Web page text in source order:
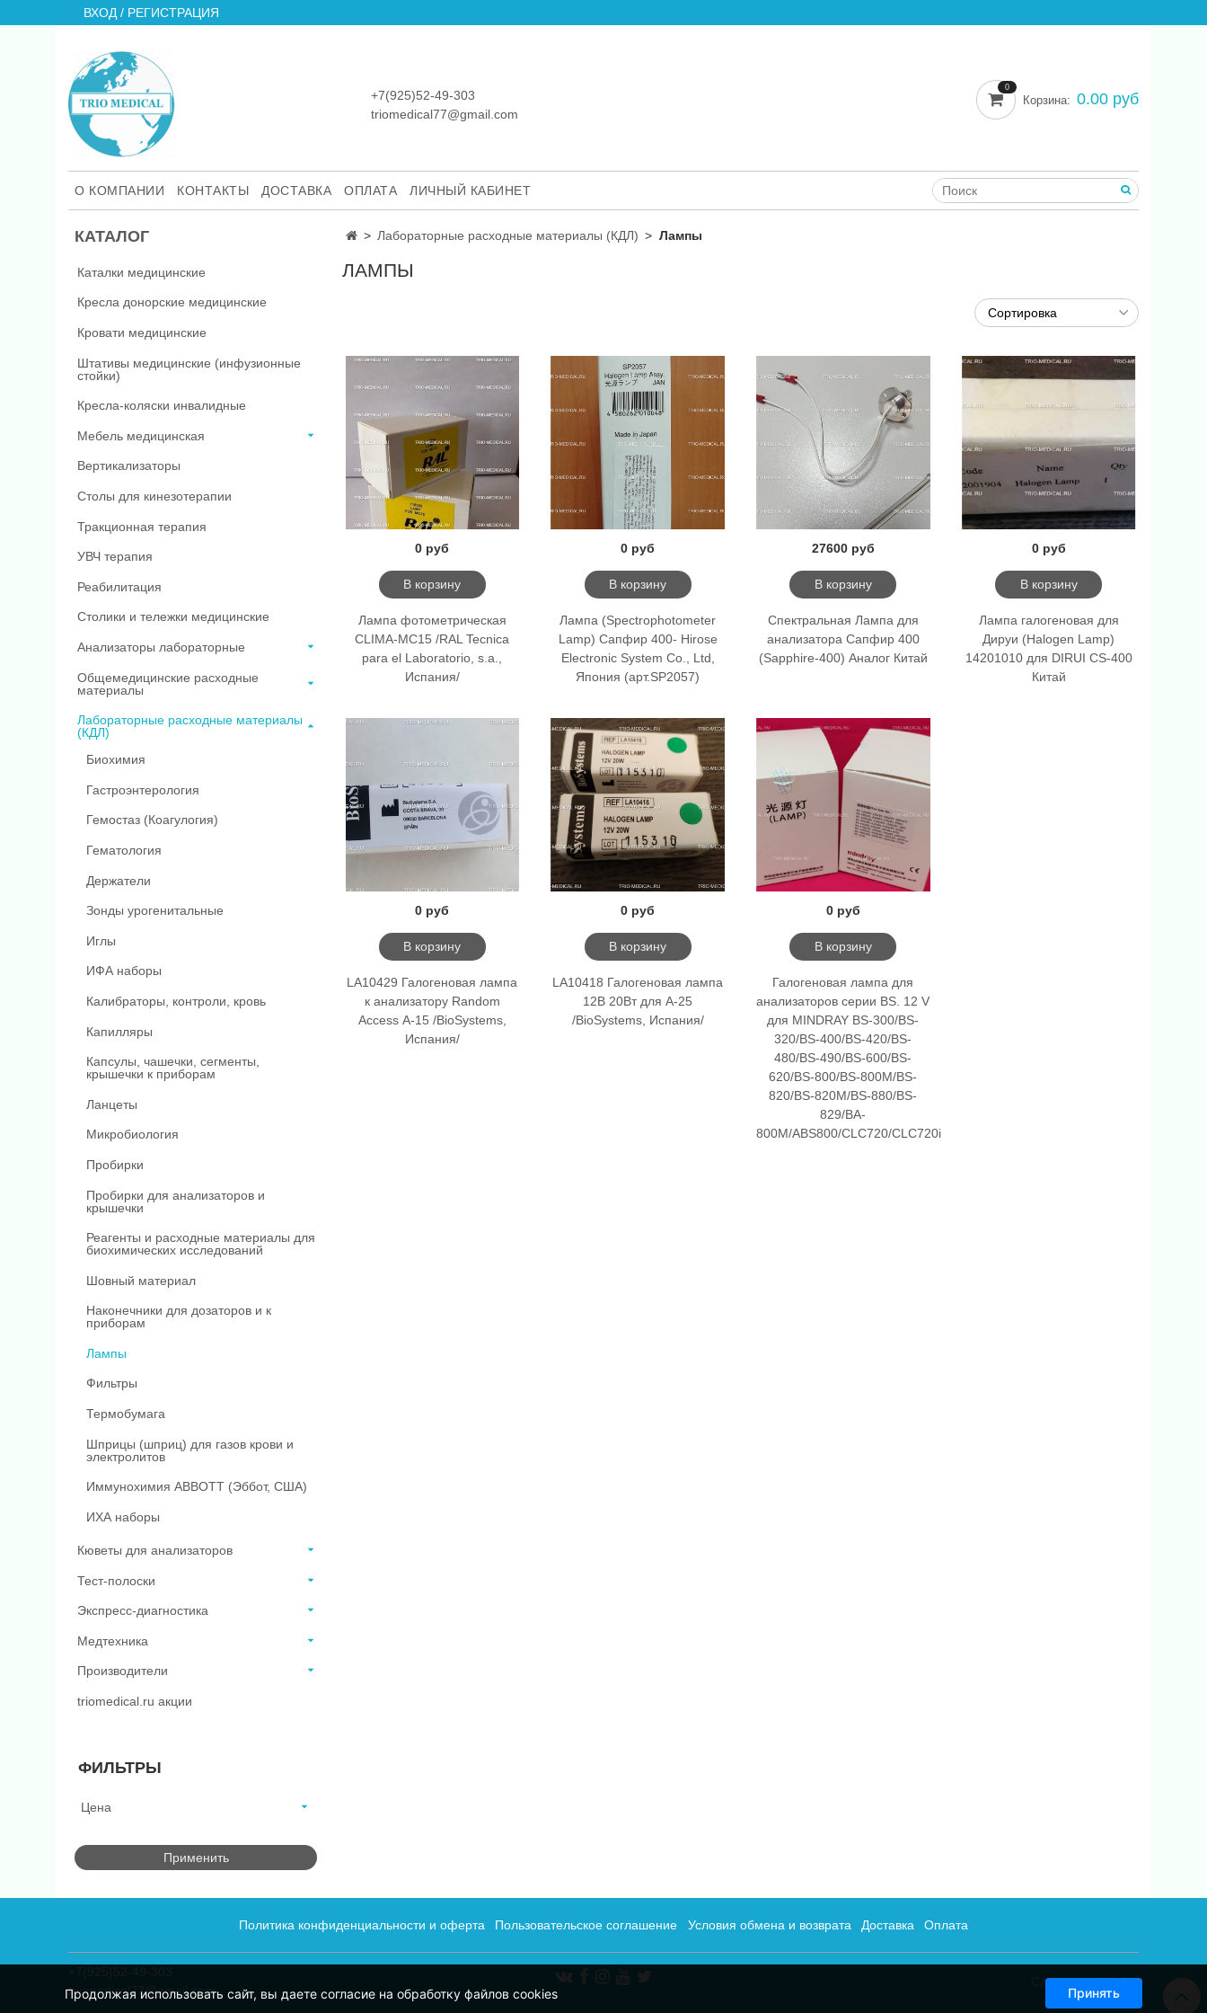
ВХОД / РЕГИСТРАЦИЯ
+7(925)52-49-303
triomedical77@gmail.com
0
Корзина: 0.00 руб
О КОМПАНИИ КОНТАКТЫ ДОСТАВКА ОПЛАТА ЛИЧНЫЙ КАБИНЕТ
Лабораторные расходные материалы (КДЛ) Лампы
ЛАМПЫ
0 руб
В корзину
Лампа фотометрическая
CLIMA-MC15 /RAL Tecnica
para el Laboratorio, s.a.,
Испания/
0 руб
В корзину
Лампа (Spectrophotometer
Lamp) Сапфир 400- Hirose
Electronic System Co., Ltd,
Япония (арт.SP2057)
27600 руб
В корзину
Спектральная Лампа для
анализатора Сапфир 400
(Sapphire-400) Аналог Китай
0 руб
В корзину
Лампа галогеновая для
Дируи (Halogen Lamp)
14201010 для DIRUI CS-400
Китай
0 руб
В корзину
LA10429 Галогеновая лампа
к анализатору Random
Access А-15 /BioSystems,
Испания/
0 руб
В корзину
LA10418 Галогеновая лампа
12В 20Вт для А-25
/BioSystems, Испания/
0 руб
В корзину
Галогеновая лампа для
анализаторов серии BS. 12 V
для MINDRAY BS-300/BS-
320/BS-400/BS-420/BS-
480/BS-490/BS-600/BS-
620/BS-800/BS-800M/BS-
820/BS-820M/BS-880/BS-
829/BA-
800M/ABS800/CLC720/CLC720i
КАТАЛОГ
Каталки медицинские
Кресла донорские медицинские
Кровати медицинские
Штативы медицинские (инфузионные
стойки)
Кресла-коляски инвалидные
Мебель медицинская
Вертикализаторы
Столы для кинезотерапии
Тракционная терапия
УВЧ терапия
Реабилитация
Столики и тележки медицинские
Анализаторы лабораторные
Общемедицинские расходные
материалы
Лабораторные расходные материалы
(КДЛ)
Биохимия
Гастроэнтерология
Гемостаз (Коагулогия)
Гематология
Держатели
Зонды урогенитальные
Иглы
ИФА наборы
Калибраторы, контроли, кровь
Капилляры
Капсулы, чашечки, сегменты,
крышечки к приборам
Ланцеты
Микробиология
Пробирки
Пробирки для анализаторов и
крышечки
Реагенты и расходные материалы для
биохимических исследований
Шовный материал
Наконечники для дозаторов и к
приборам
Лампы
Фильтры
Термобумага
Шприцы (шприц) для газов крови и
электролитов
Иммунохимия ABBOTT (Эббот, США)
ИХА наборы
Кюветы для анализаторов
Тест-полоски
Экспресс-диагностика
Медтехника
Производители
triomedical.ru акции
ФИЛЬТРЫ
Цена
Применить
Политика конфиденциальности и оферта Пользовательское соглашение Условия обмена и возврата Доставка Оплата
triomedical77@gmail.com
Сделано в InSales
Продолжая использовать сайт, вы даете согласие на обработку файлов cookies Принять